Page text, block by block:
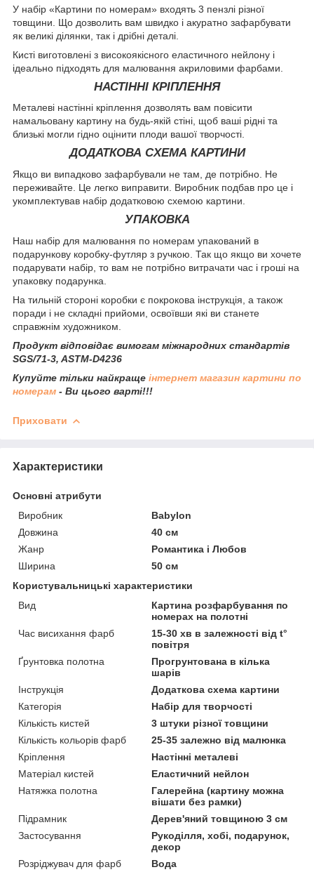
У набір «Картини по номерам» входять 3 пензлі різної
товщини. Що дозволить вам швидко і акуратно зафарбувати
як великі ділянки, так і дрібні деталі.
Кисті виготовлені з високоякісного еластичного нейлону і
ідеально підходять для малювання акриловими фарбами.
НАСТІННІ КРІПЛЕННЯ
Металеві настінні кріплення дозволять вам повісити
намальовану картину на будь-якій стіні, щоб ваші рідні та
близькі могли гідно оцінити плоди вашої творчості.
ДОДАТКОВА СХЕМА КАРТИНИ
Якщо ви випадково зафарбували не там, де потрібно. Не
переживайте. Це легко виправити. Виробник подбав про це і
укомплектував набір додатковою схемою картини.
УПАКОВКА
Наш набір для малювання по номерам упакований в
подарункову коробку-футляр з ручкою. Так що якщо ви хочете
подарувати набір, то вам не потрібно витрачати час і гроші на
упаковку подарунка.
На тильній стороні коробки є покрокова інструкція, а також
поради і не складні прийоми, освоївши які ви станете
справжнім художником.
Продукт відповідає вимогам міжнародних стандартів
SGS/71-3, ASTM-D4236
Купуйте тільки найкраще інтернет магазин картини по
номерам - Ви цього варті!!!
Приховати
Характеристики
Основні атрибути
Виробник
Babylon
Довжина
40 см
Жанр
Романтика і Любов
Ширина
50 см
Користувальницькі характеристики
Вид
Картина розфарбування по
номерах на полотні
Час висихання фарб
15-30 хв в залежності від t°
повітря
Ґрунтовка полотна
Прогрунтована в кілька
шарів
Інструкція
Додаткова схема картини
Категорія
Набір для творчості
Кількість кистей
3 штуки різної товщини
Кількість кольорів фарб
25-35 залежно від малюнка
Кріплення
Настінні металеві
Матеріал кистей
Еластичний нейлон
Натяжка полотна
Галерейна (картину можна
вішати без рамки)
Підрамник
Дерев'яний товщиною 3 см
Застосування
Рукоділля, хобі, подарунок,
декор
Розріджувач для фарб
Вода